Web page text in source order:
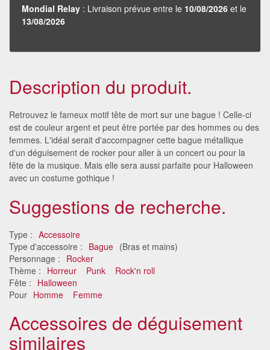
Mondial Relay : Livraison prévue entre le 10/08/2026 et le
13/08/2026
Description du produit.
Retrouvez le fameux motif tête de mort sur une bague ! Celle-ci
est de couleur argent et peut être portée par des hommes ou des
femmes. L'idéal serait d'accompagner cette bague métallique
d'un déguisement de rocker pour aller à un concert ou pour la
fête de la musique. Mais elle sera aussi parfaite pour Halloween
avec un costume gothique !
Suggestions de recherche.
Type : Accessoire
Type d'accessoire : Bague (Bras et mains)
Personnage : Rocker
Thème : Horreur Punk
Rock'n roll
Fête : Halloween
Pour Homme Femme
Accessoires de déguisement
similaires